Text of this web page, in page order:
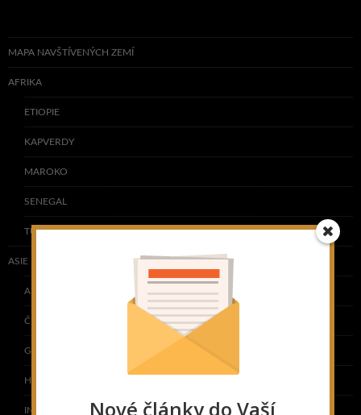
MAPA NAVŠTÍVENÝCH ZEMÍ
AFRIKA
ETIOPIE
KAPVERDY
MAROKO
SENEGAL
TUNISKO
ASIE
ARMÉNIE
ČÍNA
GRUZIE
HONG KONG
INDIE Nové články do Vaší